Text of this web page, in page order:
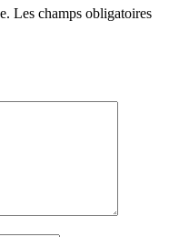
Les champs obligatoires